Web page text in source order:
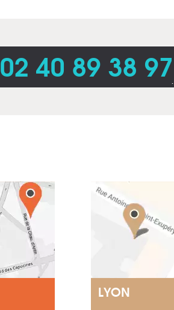
02 40 89 38 97.
LYON